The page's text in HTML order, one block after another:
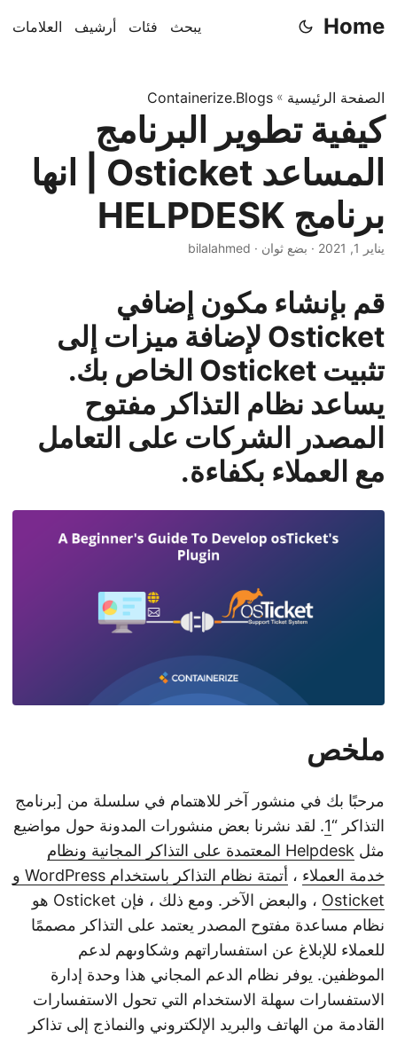
Home يبحث فئات أرشيف العلامات
الصفحة الرئيسية »
Containerize.Blogs
كيفية تطوير البرنامج
المساعد Osticket | انها
برنامج HELPDESK
يناير 1, 2021 · بضع ثوان · bilalahmed
قم بإنشاء مكون إضافي
Osticket لإضافة ميزات إلى
تثبيت Osticket الخاص بك.
يساعد نظام التذاكر مفتوح
المصدر الشركات على التعامل
مع العملاء بكفاءة.
ملخص
مرحبًا بك في منشور آخر للاهتمام في سلسلة من [برنامج
التذاكر “1. لقد نشرنا بعض منشورات المدونة حول مواضيع
مثل
Helpdesk المعتمدة على التذاكر المجانية ونظام
خدمة العملاء ،
أتمتة نظام التذاكر باستخدام WordPress و
Osticket
، والبعض الآخر. ومع ذلك ، فإن Osticket هو
نظام مساعدة مفتوح المصدر يعتمد على التذاكر مصممًا
للعملاء للإبلاغ عن استفساراتهم وشكاوىهم لدعم
الموظفين. يوفر نظام الدعم المجاني هذا وحدة إدارة
الاستفسارات سهلة الاستخدام التي تحول الاستفسارات
القادمة من الهاتف والبريد الإلكتروني والنماذج إلى تذاكر